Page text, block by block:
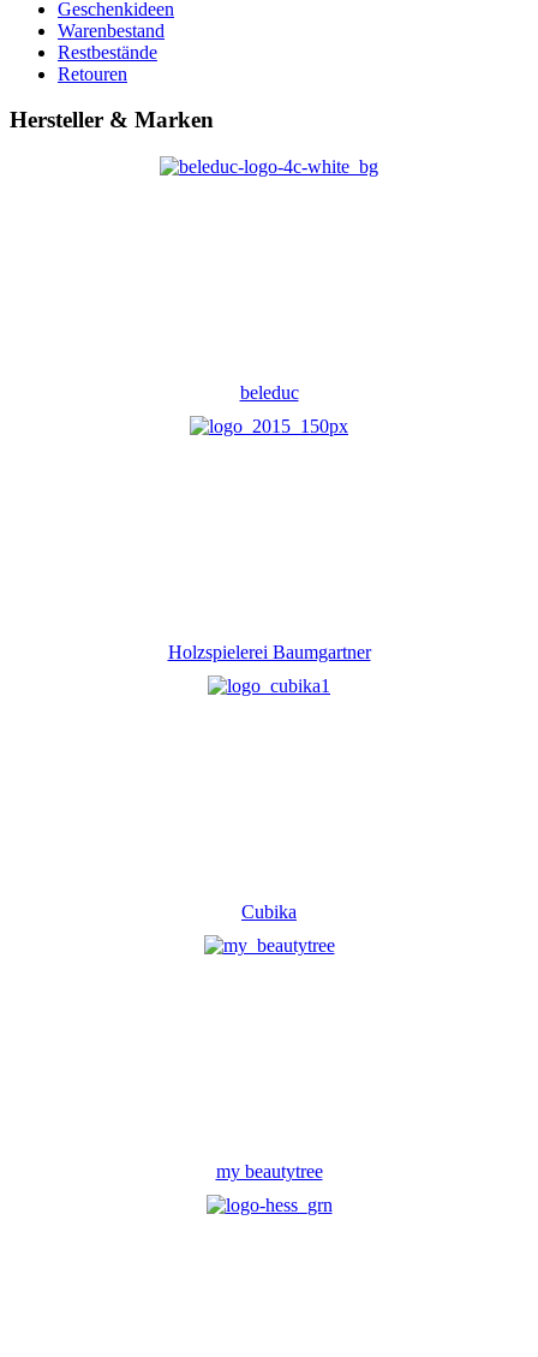
Geschenkideen
Warenbestand
Restbestände
Retouren
Hersteller & Marken
beleduc
Holzspielerei Baumgartner
Cubika
my beautytree